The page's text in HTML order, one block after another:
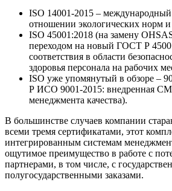
ISO 14001-2015 – международный
отношении экологических норм
ISO 45001:2018 (на замену
переходом на новый ГОСТ Р
соответствия в области
здоровья персонала на рабочих
ISO уже упомянутый в обзоре –
Р ИСО 9001-2015: внедренная
менеджмента качества).
В большинстве случаев компании
всеми тремя сертификатами, этот
интегрированным системам
ощутимое преимущество в работе с
партнерами, в том числе, с
полугосударственными заказами.